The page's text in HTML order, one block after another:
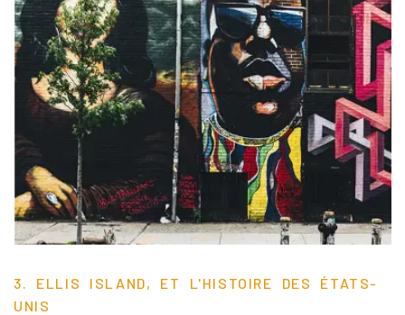
3. ELLIS ISLAND, ET L'HISTOIRE DES ÉTATS-
UNIS